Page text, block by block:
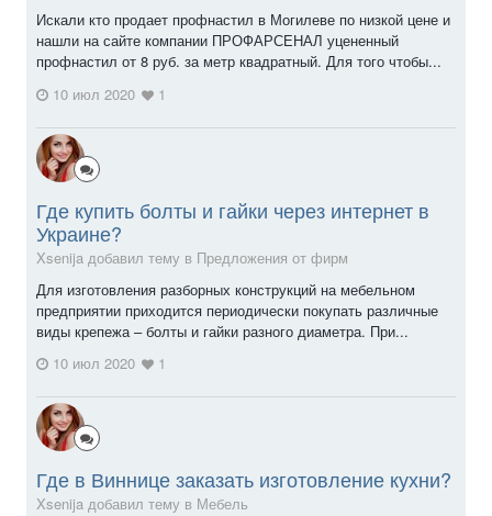
Искали кто продает профнастил в Могилеве по низкой цене и
нашли на сайте компании ПРОФАРСЕНАЛ уцененный
профнастил от 8 руб. за метр квадратный. Для того чтобы...
10 июл 2020
1
Где купить болты и гайки через интернет в
Украине?
Xsenija добавил тему в Предложения от фирм
Для изготовления разборных конструкций на мебельном
предприятии приходится периодически покупать различные
виды крепежа – болты и гайки разного диаметра. При...
10 июл 2020
1
Где в Виннице заказать изготовление кухни?
Xsenija добавил тему в Мебель